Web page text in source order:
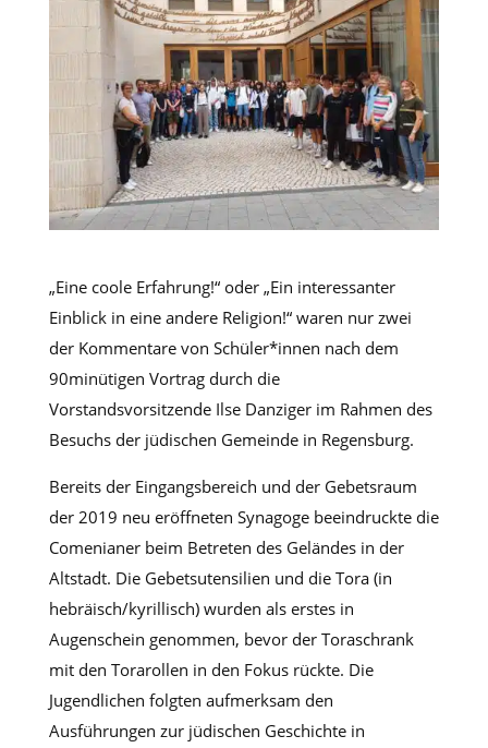
„Eine coole Erfahrung!“ oder „Ein interessanter
Einblick in eine andere Religion!“ waren nur zwei
der Kommentare von Schüler*innen nach dem
90minütigen Vortrag durch die
Vorstandsvorsitzende Ilse Danziger im Rahmen des
Besuchs der jüdischen Gemeinde in Regensburg.
Bereits der Eingangsbereich und der Gebetsraum
der 2019 neu eröffneten Synagoge beeindruckte die
Comenianer beim Betreten des Geländes in der
Altstadt. Die Gebetsutensilien und die Tora (in
hebräisch/kyrillisch) wurden als erstes in
Augenschein genommen, bevor der Toraschrank
mit den Torarollen in den Fokus rückte. Die
Jugendlichen folgten aufmerksam den
Ausführungen zur jüdischen Geschichte in